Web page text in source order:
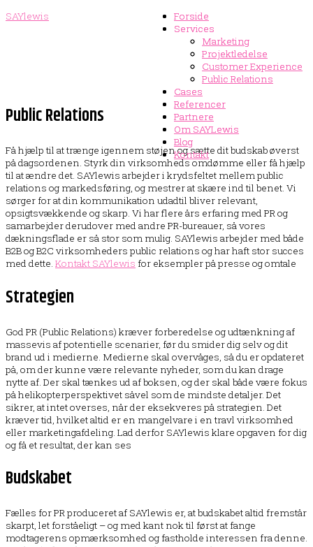
SAYlewis
Forside
Services
Marketing
Projektledelse
Customer Experience
Public Relations
Cases
Referencer
Partnere
Om SAYLewis
Blog
Kontakt
Forside
Services
Marketing
Projektledelse
Customer Experience
Public Relations
Cases
Referencer
Partnere
Om SAYLewis
Blog
Kontakt
Public Relations
Få hjælp til at trænge igennem støjen og sætte dit budskab øverst
på dagsordenen. Styrk din virksomheds omdømme eller få hjælp
til at ændre det. SAYlewis arbejder i krydsfeltet mellem public
relations og markedsføring, og mestrer at skære ind til benet. Vi
sørger for at din kommunikation udadtil bliver relevant,
opsigtsvækkende og skarp. Vi har flere års erfaring med PR og
samarbejder derudover med andre PR-bureauer, så vores
dækningsflade er så stor som mulig. SAYlewis arbejder med både
B2B og B2C virksomheders public relations og har haft stor succes
med dette. Kontakt SAYlewis for eksempler på presse og omtale
Strategien
God PR (Public Relations) kræver forberedelse og udtænkning af
massevis af potentielle scenarier, før du smider dig selv og dit
brand ud i medierne. Medierne skal overvåges, så du er opdateret
på, om der kunne være relevante nyheder, som du kan drage
nytte af. Der skal tænkes ud af boksen, og der skal både være fokus
på helikopterperspektivet såvel som de mindste detaljer. Det
sikrer, at intet overses, når der eksekveres på strategien. Det
kræver tid, hvilket altid er en mangelvare i en travl virksomhed
eller marketingafdeling. Lad derfor SAYlewis klare opgaven for dig
og få et resultat, der kan ses
Budskabet
Fælles for PR produceret af SAYlewis er, at budskabet altid fremstår
skarpt, let forståeligt – og med kant nok til først at fange
modtagerens opmærksomhed og fastholde interessen fra denne.